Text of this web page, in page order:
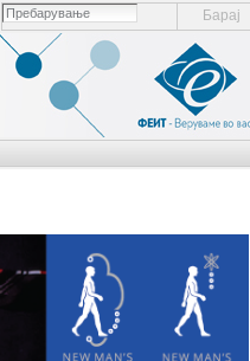
пребарување ел. места
напредно пребарување...